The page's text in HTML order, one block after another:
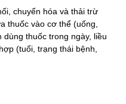
chuyển hóa và thải trừ
thuốc vào cơ thể (uống,
thuốc trong ngày, liều
(tuổi, trạng thái bệnh,